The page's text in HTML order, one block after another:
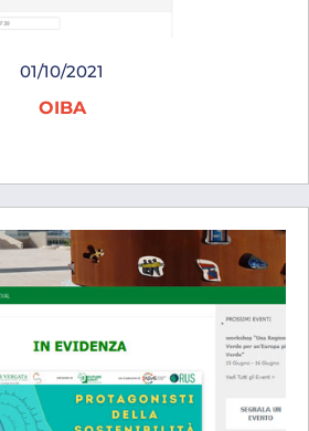
01/10/2021
OIBA